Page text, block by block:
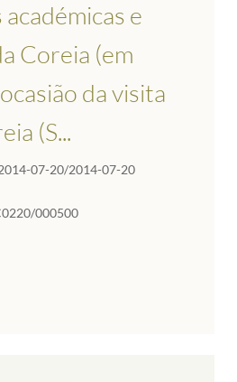
e
Coreia (em
da visita
(S...
07-20/2014-07-20
000500